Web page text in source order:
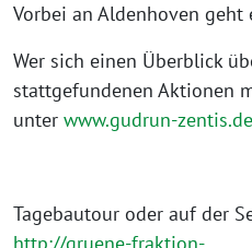
Vorbei an Aldenhoven geht
Wer sich einen Überblick
stattgefundenen Aktionen
unter www.gudrun-zentis.de
Tagebautour oder auf der